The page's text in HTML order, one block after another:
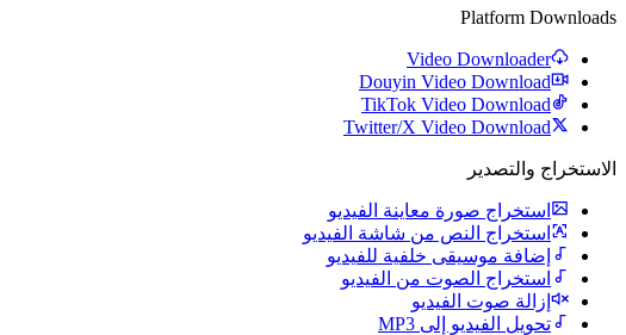
Platform Downloads
Video Downloader
Douyin Video Download
TikTok Video Download
Twitter/X Video Download
الاستخراج والتصدير
استخراج صورة معاينة الفيديو
استخراج النص من شاشة الفيديو
إضافة موسيقى خلفية للفيديو
استخراج الصوت من الفيديو
إزالة صوت الفيديو
تحويل الفيديو إلى MP3